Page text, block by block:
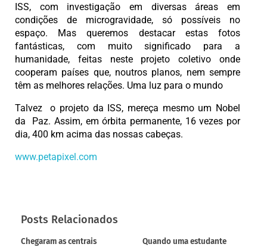
ISS, com investigação em diversas áreas em
condições de microgravidade, só possíveis no
espaço. Mas queremos destacar estas fotos
fantásticas, com muito significado para a
humanidade, feitas neste projeto coletivo onde
cooperam países que, noutros planos, nem sempre
têm as melhores relações. Uma luz para o mundo
Talvez o projeto da ISS, mereça mesmo um Nobel
da Paz. Assim, em órbita permanente, 16 vezes por
dia, 400 km acima das nossas cabeças.
www.petapixel.com
Posts Relacionados
Chegaram as centrais
Quando uma estudante